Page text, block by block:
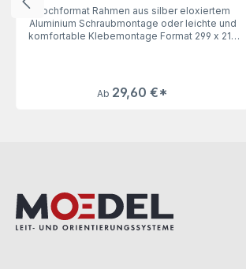
Hochformat Rahmen aus silber eloxiertem
Aluminium Schraubmontage oder leichte und
komfortable Klebemontage Format 299 x 212
Abdeckung entspiegeltUnser Wandschild
Modell Madrid ~ DIN A4, Hochformat, Silber,
erfolgt durch wechselbare Einlagen (z. B. aus
Papier). Diese können mit einem
handelsüblichen Drucker (z. B. Tinte- oder
Ab 29,60 €*